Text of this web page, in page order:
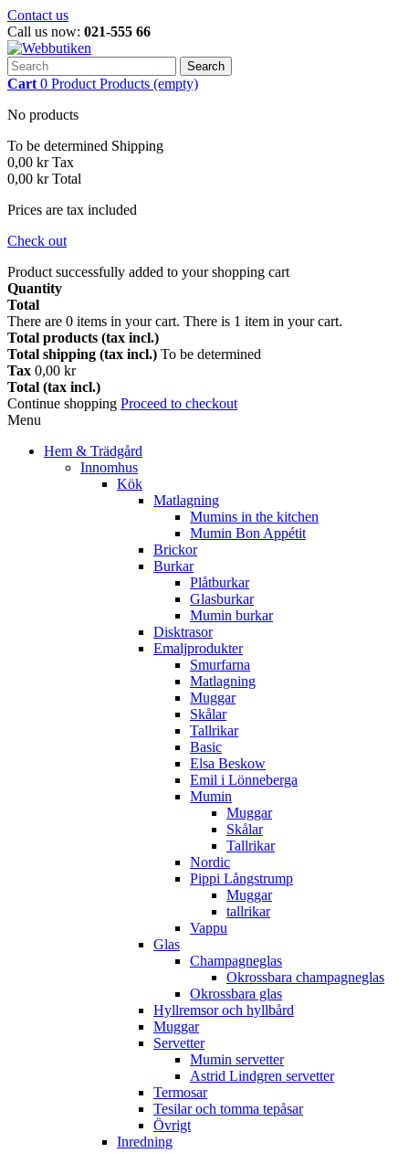
Contact us
Call us now: 021-555 66
Search
Cart 0 Product Products (empty)
No products
To be determined Shipping
0,00 kr Tax
0,00 kr Total
Prices are tax included
Check out
Product successfully added to your shopping cart
Quantity
Total
There are 0 items in your cart. There is 1 item in your cart.
Total products (tax incl.)
Total shipping (tax incl.) To be determined
Tax 0,00 kr
Total (tax incl.)
Continue shopping Proceed to checkout
Menu
Hem & Trädgård
Innomhus
Kök
Matlagning
Mumins in the kitchen
Mumin Bon Appétit
Brickor
Burkar
Plåtburkar
Glasburkar
Mumin burkar
Disktrasor
Emaljprodukter
Smurfarna
Matlagning
Muggar
Skålar
Tallrikar
Basic
Elsa Beskow
Emil i Lönneberga
Mumin
Muggar
Skålar
Tallrikar
Nordic
Pippi Långstrump
Muggar
tallrikar
Vappu
Glas
Champagneglas
Okrossbara champagneglas
Okrossbara glas
Hyllremsor och hyllbård
Muggar
Servetter
Mumin servetter
Astrid Lindgren servetter
Termosar
Tesilar och tomma tepåsar
Övrigt
Inredning